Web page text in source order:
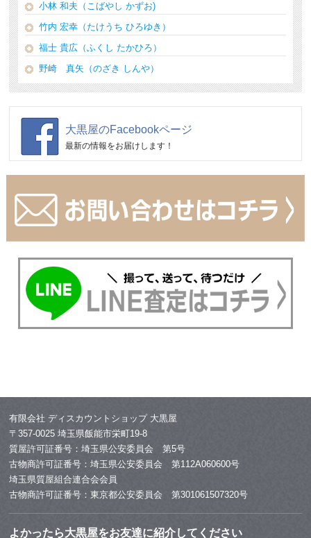
小林 和夫（こばやし かずお)
竹内 宏幸（たけうち ひろゆき）
福士 貴広（ふくし たかひろ）
野崎 真矢（のざき しんや）
大黒屋のFacebookページ
最新の情報をお届けします！
有限会社 ディスカウントショップ 大黒屋
〒357-0025 埼玉県飯能市栄町19-8
質屋許可証番号：埼玉県公安委員会 第5号
古物商許可証番号：埼玉県公安委員会 第112A060600号
埼玉県質屋組合連合会会員
古物商許可証番号：東京都公安委員会 第301061507320号
よかったら大黒屋をお友達に紹介してください